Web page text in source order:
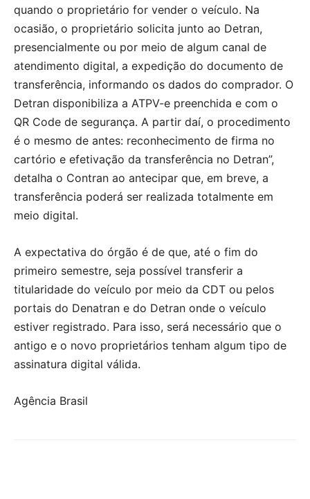
quando o proprietário for vender o veículo. Na
ocasião, o proprietário solicita junto ao Detran,
presencialmente ou por meio de algum canal de
atendimento digital, a expedição do documento de
transferência, informando os dados do comprador. O
Detran disponibiliza a ATPV-e preenchida e com o
QR Code de segurança. A partir daí, o procedimento
é o mesmo de antes: reconhecimento de firma no
cartório e efetivação da transferência no Detran”,
detalha o Contran ao antecipar que, em breve, a
transferência poderá ser realizada totalmente em
meio digital.
A expectativa do órgão é de que, até o fim do
primeiro semestre, seja possível transferir a
titularidade do veículo por meio da CDT ou pelos
portais do Denatran e do Detran onde o veículo
estiver registrado. Para isso, será necessário que o
antigo e o novo proprietários tenham algum tipo de
assinatura digital válida.
Agência Brasil